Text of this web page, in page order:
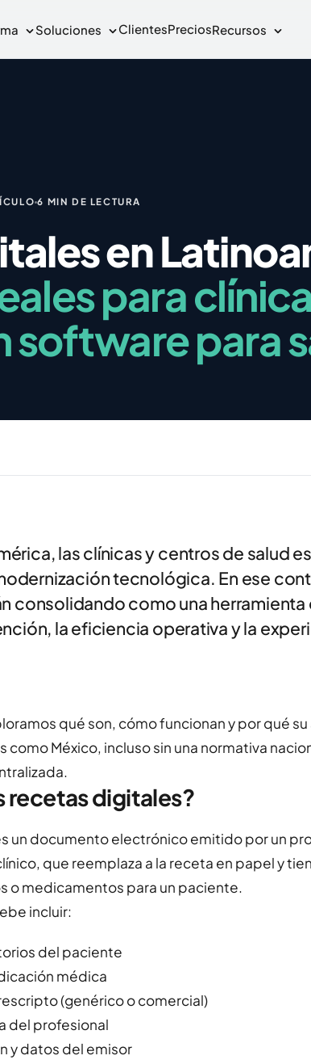
Soluciones ClientesPreciosRecursos
6 MIN DE LECTURA
en
para
software para
las clínicas y centros de salud
tecnológica. En ese
consolidando como una herramienta
la eficiencia operativa y la
qué son, cómo funcionan y por qué
como México, incluso sin una normativa
recetas digitales?
un documento electrónico emitido por un
que reemplaza a la receta en papel y
o medicamentos para un paciente.
incluir:
del paciente
médica
(genérico o comercial)
del profesional
y datos del emisor